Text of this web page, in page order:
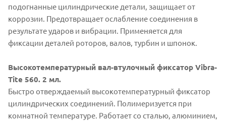
подогнанные цилиндрические детали, защищает от
коррозии. Предотвращает ослабление соединения в
результате ударов и вибрации. Применяется для
фиксации деталей роторов, валов, турбин и шпонок.
Высокотемпературный вал-втулочный фиксатор Vibra-
Tite 560. 2 мл.
Быстро отверждаемый высокотемпературный фиксатор
цилиндрических соединений. Полимеризуется при
комнатной температуре. Работает со сталью, алюминием,